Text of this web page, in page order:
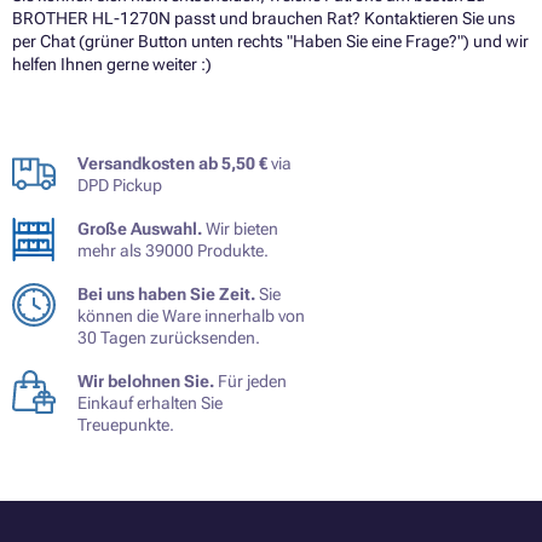
BROTHER HL-1270N passt und brauchen Rat? Kontaktieren Sie uns
per Chat (grüner Button unten rechts "Haben Sie eine Frage?") und wir
helfen Ihnen gerne weiter :)
Versandkosten ab 5,50 €via
DPD Pickup
Große Auswahl.Wir bieten
mehr als 39000 Produkte.
Bei uns haben Sie Zeit.Sie
können die Ware innerhalb von
30 Tagen zurücksenden.
Wir belohnen Sie. Für jeden
Einkauf erhalten Sie
Treuepunkte.